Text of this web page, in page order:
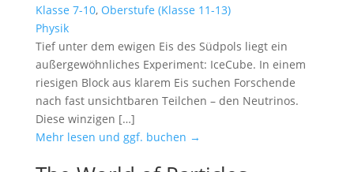
Klasse 7-10, Oberstufe (Klasse 11-13)
Physik
Tief unter dem ewigen Eis des Südpols liegt ein
außergewöhnliches Experiment: IceCube. In einem
riesigen Block aus klarem Eis suchen Forschende
nach fast unsichtbaren Teilchen – den Neutrinos.
Diese winzigen […]
Mehr lesen und ggf. buchen →